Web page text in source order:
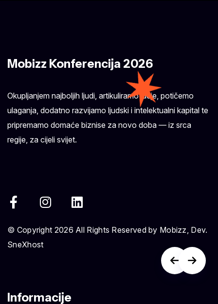
Mobizz Konferencija 2026
Okupljanjem najboljih ljudi, artikuliramo ideje, potičemo
ulaganja, dodatno razvijamo ljudski i intelektualni kapital te
pripremamo domaće biznise za novo doba — iz srca
regije, za cijeli svijet.
© Copyright 2026 All Rights Reserved by Mobizz, Dev.
SneXhost
Informacije